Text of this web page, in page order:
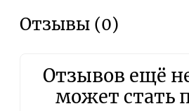
Отзывы (0)
Отзывов ещё
может стать